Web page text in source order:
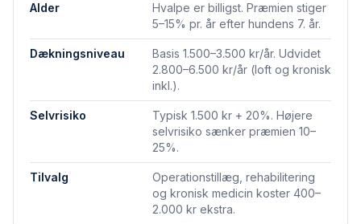
Alder
Hvalpe er billigst. Præmien stiger
5–15% pr. år efter hundens 7. år.
Dækningsniveau
Basis 1.500–3.500 kr/år. Udvidet
2.800–6.500 kr/år (loft og kronisk
inkl.).
Selvrisiko
Typisk 1.500 kr + 20%. Højere
selvrisiko sænker præmien 10–
25%.
Tilvalg
Operationstillæg, rehabilitering
og kronisk medicin koster 400–
2.000 kr ekstra.